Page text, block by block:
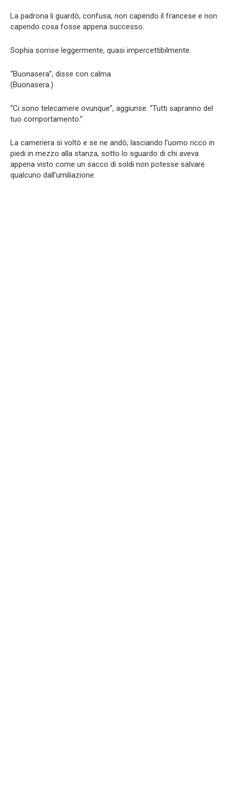
La padrona li guardò, confusa, non capendo il francese e non
capendo cosa fosse appena successo.
Sophia sorrise leggermente, quasi impercettibilmente.
“Buonasera”, disse con calma.
(Buonasera.)
“Ci sono telecamere ovunque”, aggiunse. “Tutti sapranno del
tuo comportamento.”
La cameriera si voltò e se ne andò, lasciando l’uomo ricco in
piedi in mezzo alla stanza, sotto lo sguardo di chi aveva
appena visto come un sacco di soldi non potesse salvare
qualcuno dall’umiliazione.